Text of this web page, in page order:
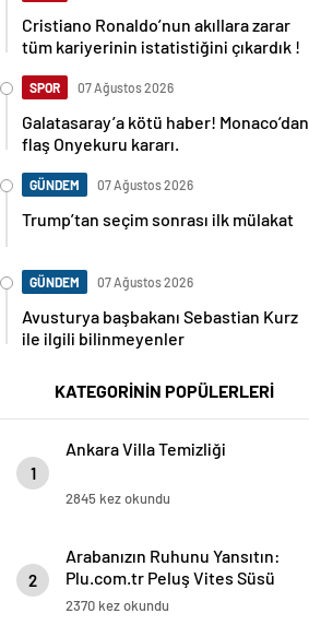
Cristiano Ronaldo’nun akıllara zarar
tüm kariyerinin istatistiğini çıkardık !
SPOR 07 Ağustos 2026
Galatasaray’a kötü haber! Monaco’dan
flaş Onyekuru kararı.
GÜNDEM 07 Ağustos 2026
Trump’tan seçim sonrası ilk mülakat
GÜNDEM 07 Ağustos 2026
Avusturya başbakanı Sebastian Kurz
ile ilgili bilinmeyenler
KATEGORİNİN POPÜLERLERİ
1
Ankara Villa Temizliği
2845 kez okundu
2
Arabanızın Ruhunu Yansıtın:
Plu.com.tr Peluş Vites Süsü
Modelleri
2370 kez okundu